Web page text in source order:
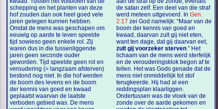
schepping en het planten van deze
hof zouden dan ook heel goed vele
jaren gelegen kunnen hebben.
Omdat de mens was geschapen om
eeuwig op aarde te leven speelde
tijd sowieso geen enkele rol. Zij
waren dus in die tussenliggende
jaren geen seconde ouder
geworden. Tijd speelde geen rol en
veroudering (= langzaam afsterven)
bestond nog niet. In die hof werden
de boom des levens en de boom
der kennis van goed en kwaad
geplaatst waarvan de laatste
verboden gebied was. De mens
de satan zelf. Een deel van die straf
werd meteen uitgevoerd. In Gen.
2:17 zei God namelijk: “Maar van de
boom der kennis van goed en
kwaad, daarvan zult gij niet eten,
want ten dage, dat gij daarvan eet,
zult gij voorzeker sterven.” Het
lichaam van de mens werd sterfelijk
en de verouderingsklok begon af te
tellen. Het was Gods genade dat de
mens niet onmiddellijk tot stof
terugkeerde. Hij had al een
reddingsplan klaarliggen.
Ondertussen was de vloek van de
zonde over de aarde gekomen en